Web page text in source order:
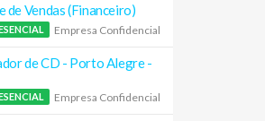
de Vendas (Financeiro)
Empresa Confidencial
de CD - Porto Alegre -
Empresa Confidencial